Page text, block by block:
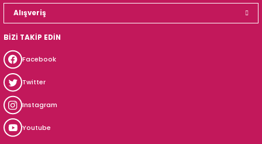
Alışveriş
BİZİ TAKİP EDİN
Facebook
Twitter
Instagram
Youtube